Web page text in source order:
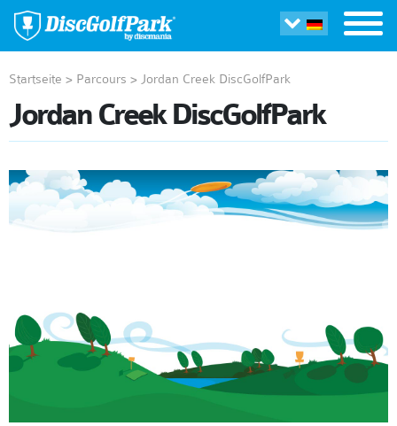
Startseite > Parcours > Jordan Creek DiscGolfPark
Jordan Creek DiscGolfPark